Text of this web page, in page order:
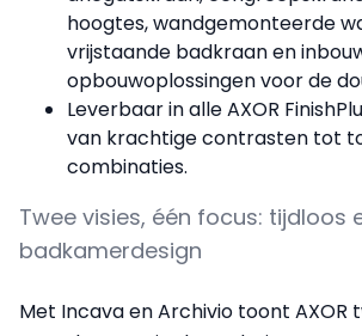
hoogtes, wandgemonteerde
vrijstaande badkraan en
opbouwoplossingen voor de
Leverbaar in alle AXOR
van krachtige contrasten tot
combinaties.
Twee visies, één focus: tijdloos
badkamerdesign
Met Incava en Archivio toont AXOR